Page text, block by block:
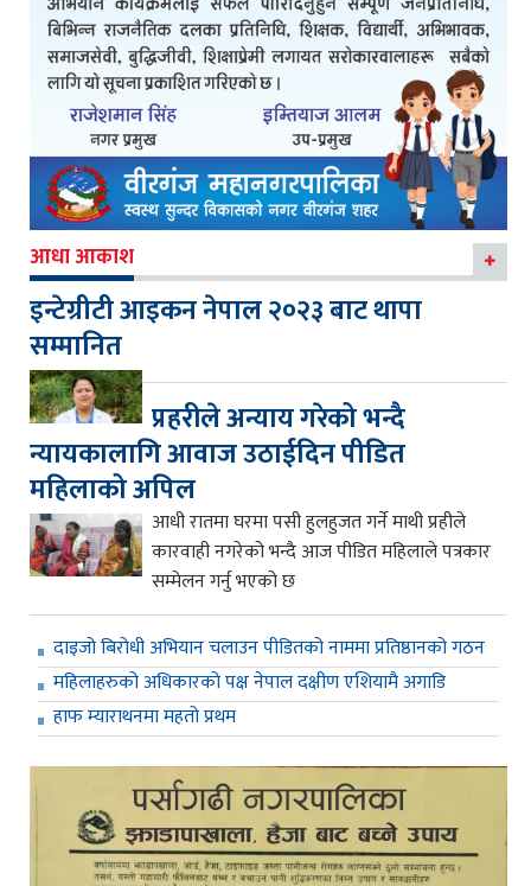
आधा आकाश
इन्टेग्रीटी आइकन नेपाल २०२३ बाट थापा
सम्मानित
प्रहरीले अन्याय गरेको भन्दै
न्यायकालागि आवाज उठाईदिन पीडित
महिलाको अपिल
आधी रातमा घरमा पसी हुलहुजत गर्ने माथी प्रहीले
कारवाही नगरेको भन्दै आज पीडित महिलाले पत्रकार
सम्मेलन गर्नु भएको छ
दाइजो बिरोधी अभियान चलाउन पीडितको नाममा प्रतिष्ठानको गठन
महिलाहरुको अधिकारको पक्ष नेपाल दक्षीण एशियामै अगाडि
हाफ म्याराथनमा महतो प्रथम